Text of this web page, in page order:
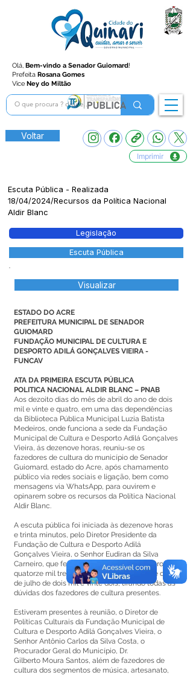
Olá, Bem-vindo a Senador Guiomard!
Prefeita Rosana Gomes
Vice Ney do Miltão
Voltar
Imprimir
Escuta Pública - Realizada
18/04/2024/Recursos da Política Nacional
Aldir Blanc
Legislação
Escuta Pública
Visualizar
ESTADO DO ACRE
PREFEITURA MUNICIPAL DE SENADOR
GUIOMARD
FUNDAÇÃO MUNICIPAL DE CULTURA E
DESPORTO ADILÁ GONÇALVES VIEIRA -
FUNCAV
ATA DA PRIMEIRA ESCUTA PÚBLICA
POLITICA NACIONAL ALDIR BLANC – PNAB
Aos dezoito dias do mês de abril do ano de dois
mil e vinte e quatro, em uma das dependências
da Biblioteca Pública Municipal Luzia Batista
Medeiros, onde funciona a sede da Fundação
Municipal de Cultura e Desporto Adilá Gonçalves
Vieira, ás dezenove horas, reuniu-se os
fazedores de cultura do município de Senador
Guiomard, estado do Acre, após chamamento
público via redes sociais e ligação, bem como
mensagens via WhatsApp, para ouvirem e
opinarem sobre os recursos da Política Nacional
Aldir Blanc.
A escuta pública foi iniciada às dezenove horas
e trinta minutos, pelo Diretor Presidente da
Fundação de Cultura e Desporto Adilá
Gonçalves Vieira, o Senhor Eudiran da Silva
Carneiro, que fez uma síntese da Lei número
quatorze mil trezentos e noventa e nove de oito
de julho de dois mil e vinte dois, tirando todas as
dúvidas dos fazedores de cultura presentes.
Estiveram presentes à reunião, o Diretor de
Políticas Culturais da Fundação Municipal de
Cultura e Desporto Adilá Gonçalves Vieira, o
Senhor Antônio Carlos da Silva Costa, o
Procurador Geral do Município, Dr.
Gilberto Moura Santos, além de fazedores de
cultura dos segmentos de música, artesanato,